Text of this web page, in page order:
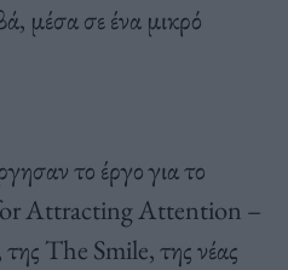
μέσα σε ένα μικρό
το έργο για το
Attracting Attention –
The Smile, της νέας